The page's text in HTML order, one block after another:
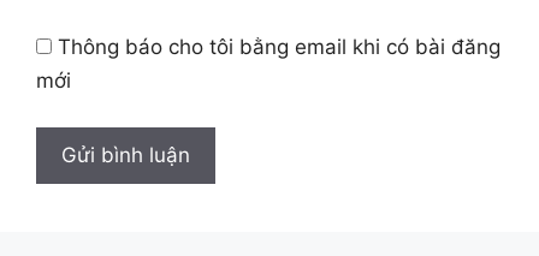
Thông báo cho tôi bằng email khi có bài đăng
mới